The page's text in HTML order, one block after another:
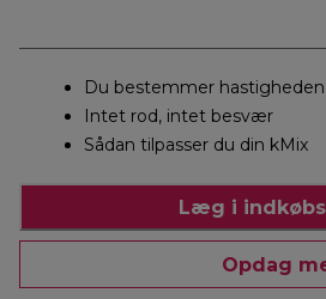
Du bestemmer hastigheden
Intet rod, intet besvær
Sådan tilpasser du din kMix
Læg i
Opdag